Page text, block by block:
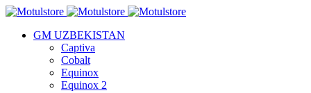
GM UZBEKISTAN
Captiva
Cobalt
Equinox
Equinox 2